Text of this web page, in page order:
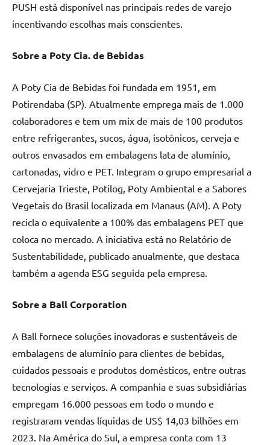
PUSH está disponível nas principais redes de varejo
incentivando escolhas mais conscientes.
Sobre a Poty Cia. de Bebidas
A Poty Cia de Bebidas foi fundada em 1951, em
Potirendaba (SP). Atualmente emprega mais de 1.000
colaboradores e tem um mix de mais de 100 produtos
entre refrigerantes, sucos, água, isotônicos, cerveja e
outros envasados em embalagens lata de alumínio,
cartonadas, vidro e PET. Integram o grupo empresarial a
Cervejaria Trieste, Potilog, Poty Ambiental e a Sabores
Vegetais do Brasil localizada em Manaus (AM). A Poty
recicla o equivalente a 100% das embalagens PET que
coloca no mercado. A iniciativa está no Relatório de
Sustentabilidade, publicado anualmente, que destaca
também a agenda ESG seguida pela empresa.
Sobre a Ball Corporation
A Ball fornece soluções inovadoras e sustentáveis de
embalagens de alumínio para clientes de bebidas,
cuidados pessoais e produtos domésticos, entre outras
tecnologias e serviços. A companhia e suas subsidiárias
empregam 16.000 pessoas em todo o mundo e
registraram vendas líquidas de US$ 14,03 bilhões em
2023. Na América do Sul, a empresa conta com 13